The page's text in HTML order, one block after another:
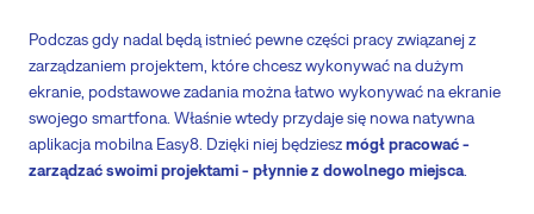
Podczas gdy nadal będą istnieć pewne części pracy związanej z
zarządzaniem projektem, które chcesz wykonywać na dużym
ekranie, podstawowe zadania można łatwo wykonywać na ekranie
swojego smartfona. Właśnie wtedy przydaje się nowa natywna
aplikacja mobilna Easy8. Dzięki niej będzieszmógł pracować -
zarządzać swoimi projektami - płynnie z dowolnego miejsca.